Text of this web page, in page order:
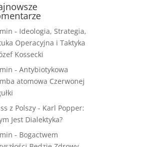
- Ideologia, Strategia,
Operacyjna i Taktyka
Kossecki
-Antybiotykowa
atomowa Czerwonej
z Polszy - Karl Popper:
Jest Dialektyka?
- Bogactwem